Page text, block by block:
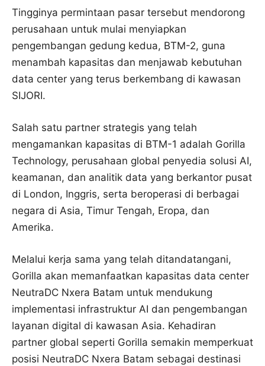
Tingginya permintaan pasar tersebut mendorong
perusahaan untuk mulai menyiapkan
pengembangan gedung kedua, BTM-2, guna
menambah kapasitas dan menjawab kebutuhan
data center yang terus berkembang di kawasan
SIJORI.
Salah satu partner strategis yang telah
mengamankan kapasitas di BTM-1 adalah Gorilla
Technology, perusahaan global penyedia solusi AI,
keamanan, dan analitik data yang berkantor pusat
di London, Inggris, serta beroperasi di berbagai
negara di Asia, Timur Tengah, Eropa, dan
Amerika.
Melalui kerja sama yang telah ditandatangani,
Gorilla akan memanfaatkan kapasitas data center
NeutraDC Nxera Batam untuk mendukung
implementasi infrastruktur AI dan pengembangan
layanan digital di kawasan Asia. Kehadiran
partner global seperti Gorilla semakin memperkuat
posisi NeutraDC Nxera Batam sebagai destinasi